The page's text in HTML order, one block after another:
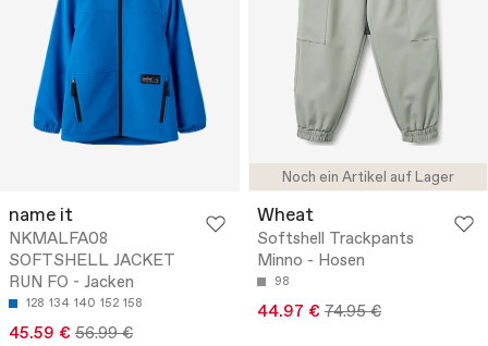
name it
NKMALFA08
SOFTSHELL JACKET
RUN FO - Jacken
128 134 140 152 158
45.59 € 56.99 €
Noch ein Artikel auf Lager
Wheat
Softshell Trackpants
Minno - Hosen
98
44.97 € 74.95 €